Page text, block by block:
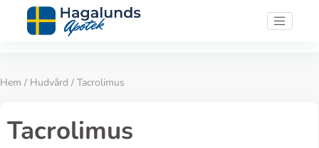
Hem / Hudvård / Tacrolimus
Tacrolimus